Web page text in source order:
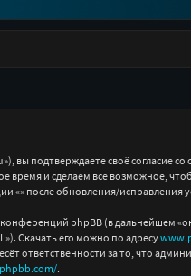
подтверждаете своё согласие
время и сделаем всё возможное,
«» после обновления/исправления
phpBB (в дальнейшем
Скачать его можно по адресу
ответственности за то, что
.